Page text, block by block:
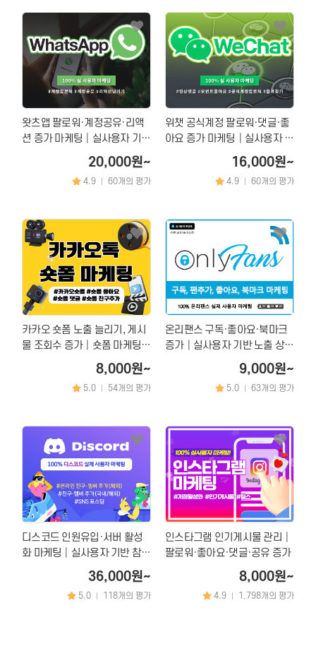
왓츠앱 팔로워·계정공유·리액
션 증가 마케팅│실사용자 기반
트래픽 상승 & 채널 활성화 최
20,000원~
4.9 60개의 평가
위챗 공식계정 팔로워·댓글·좋
아요 증가 마케팅│실사용자 기
반 노출 상승 & 계정 활성화 최
16,000원~
4.9 60개의 평가
카카오 숏폼 노출 늘리기, 게시
물 조회수 증가│숏폼 마케팅
8,000원~
5.0 54개의 평가
온리팬스 구독·좋아요·북마크
증가│실사용자 기반 노출 상승
9,000원~
5.0 63개의 평가
디스코드 인원유입·서버 활성
화 마케팅│실사용자 기반 참여
율 상승 & 커뮤니티 성장
36,000원~
5.0 118개의 평가
인스타그램 인기게시물 관리│
팔로워·좋아요·댓글·공유 증가
8,000원~
4.9 1,798개의 평가